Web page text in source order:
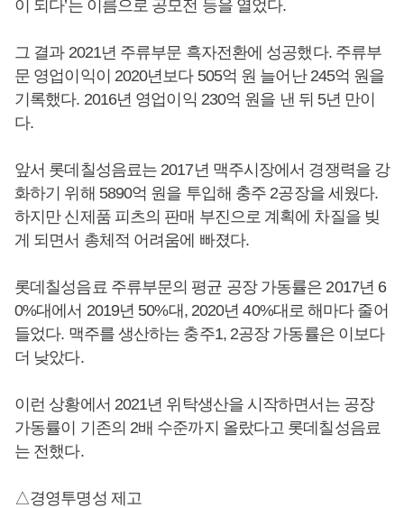
이 되다’는 이름으로 공모전 등을 열었다.
그 결과 2021년 주류부문 흑자전환에 성공했다. 주류부
문 영업이익이 2020년보다 505억 원 늘어난 245억 원을
기록했다. 2016년 영업이익 230억 원을 낸 뒤 5년 만이
다.
앞서 롯데칠성음료는 2017년 맥주시장에서 경쟁력을 강
화하기 위해 5890억 원을 투입해 충주 2공장을 세웠다.
하지만 신제품 피츠의 판매 부진으로 계획에 차질을 빚
게 되면서 총체적 어려움에 빠졌다.
롯데칠성음료 주류부문의 평균 공장 가동률은 2017년 6
0%대에서 2019년 50%대, 2020년 40%대로 해마다 줄어
들었다. 맥주를 생산하는 충주1, 2공장 가동률은 이보다
더 낮았다.
이런 상황에서 2021년 위탁생산을 시작하면서는 공장
가동률이 기존의 2배 수준까지 올랐다고 롯데칠성음료
는 전했다.
△경영투명성 제고